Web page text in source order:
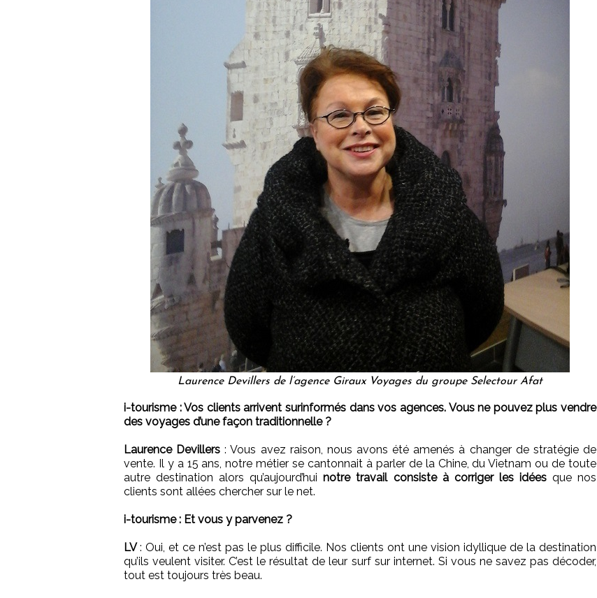
Laurence Devillers de l’agence Giraux Voyages du groupe Selectour Afat
i-tourisme : Vos clients arrivent surinformés dans vos agences. Vous ne pouvez plus vendre
des voyages d’une façon traditionnelle ?
Laurence Devillers: Vous avez raison, nous avons été amenés à changer de stratégie de
vente. Il y a 15 ans, notre métier se cantonnait à parler de la Chine, du Vietnam ou de toute
autre destination alors qu’aujourd’hui notre travail consiste à corriger les idéesque nos
clients sont allées chercher sur le net.
i-tourisme : Et vous y parvenez ?
LV: Oui, et ce n’est pas le plus difficile. Nos clients ont une vision idyllique de la destination
qu’ils veulent visiter. C’est le résultat de leur surf sur internet. Si vous ne savez pas décoder,
tout est toujours très beau.